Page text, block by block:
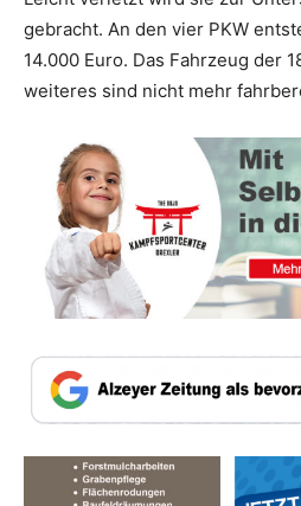
gebracht. An den vier PKW
14.000 Euro. Das Fahrzeug der
weiteres sind nicht mehr